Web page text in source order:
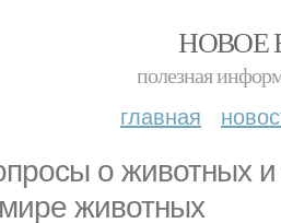
НОВОЕ
полезная
главная
о животных и
животных